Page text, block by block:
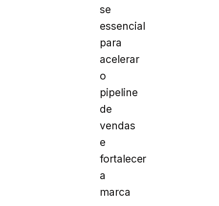
se
essencial
para
acelerar
o
pipeline
de
vendas
e
fortalecer
a
marca